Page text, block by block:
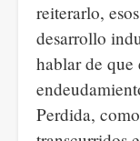
reiterarlo,
desarrollo
hablar de
Perdida,